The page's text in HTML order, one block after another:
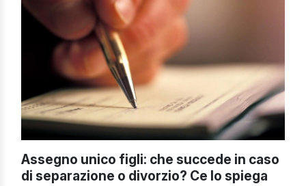
Assegno unico figli: che succede in caso
di separazione o divorzio? Ce lo spiega